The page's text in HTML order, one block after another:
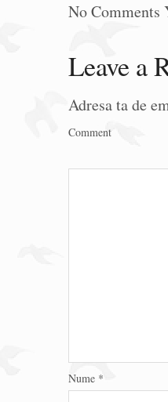
No Comments
Leave a
Adresa ta de
Comment
Nume *